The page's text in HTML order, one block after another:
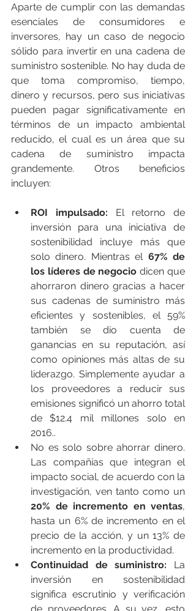
Aparte de cumplir con las demandas
esenciales de consumidores e
inversores, hay un caso de negocio
sólido para invertir en una cadena de
suministro sostenible. No hay duda de
que toma compromiso, tiempo,
dinero y recursos, pero sus iniciativas
pueden pagar significativamente en
términos de un impacto ambiental
reducido, el cual es un área que su
cadena de suministro impacta
grandemente. Otros beneficios
incluyen:
ROI impulsado: El retorno de
inversión para una iniciativa de
sostenibilidad incluye más que
solo dinero. Mientras el 67% de
los líderes de negocio dicen que
ahorraron dinero gracias a hacer
sus cadenas de suministro más
eficientes y sostenibles, el 59%
también se dio cuenta de
ganancias en su reputación, así
como opiniones más altas de su
liderazgo. Simplemente ayudar a
los proveedores a reducir sus
emisiones significó un ahorro total
de $12.4 mil millones solo en
2016..
No es solo sobre ahorrar dinero.
Las compañías que integran el
impacto social, de acuerdo con la
20% de incremento en ventas,
hasta un 6% de incremento en el
precio de la acción, y un 13% de
incremento en la productividad.
Continuidad de suministro: La
inversión en sostenibilidad
significa escrutinio y verificación